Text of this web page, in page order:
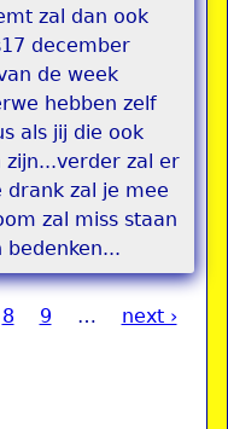
zal dan ook
december
de week
hebben zelf
als jij die ook
zal er
drank zal je mee
zal miss staan
bedenken...
8 9 …
next ›